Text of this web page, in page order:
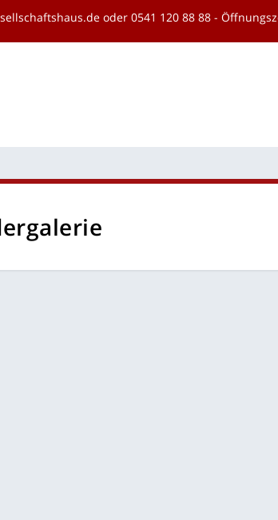
oder 0541 120 88 88-